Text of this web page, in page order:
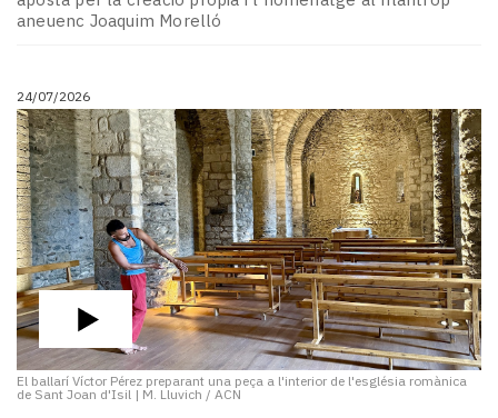
aneuenc Joaquim Morelló
24/07/2026
El ballarí Víctor Pérez preparant una peça a l'interior de l'església romànica
de Sant Joan d'Isil | M. Lluvich / ACN